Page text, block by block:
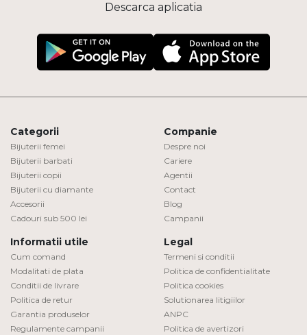
Descarca aplicatia
Categorii
Bijuterii femei
Bijuterii barbati
Bijuterii copii
Bijuterii cu diamante
Accesorii
Cadouri sub 500 lei
Companie
Despre noi
Cariere
Agentii
Contact
Blog
Campanii
Informatii utile
Cum comand
Modalitati de plata
Conditii de livrare
Politica de retur
Garantia produselor
Regulamente campanii
Legal
Termeni si conditii
Politica de confidentialitate
Politica cookies
Solutionarea litigiilor
ANPC
Politica de avertizori